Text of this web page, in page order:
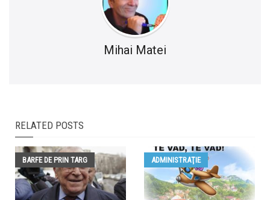
Mihai Matei
RELATED POSTS
BARFE DE PRIN TARG ADMINISTRAŢIE